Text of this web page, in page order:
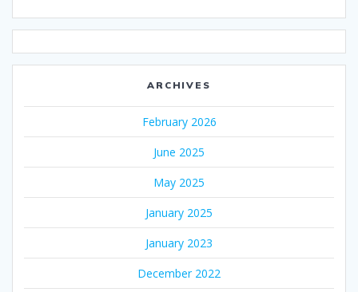
ARCHIVES
February 2026
June 2025
May 2025
January 2025
January 2023
December 2022